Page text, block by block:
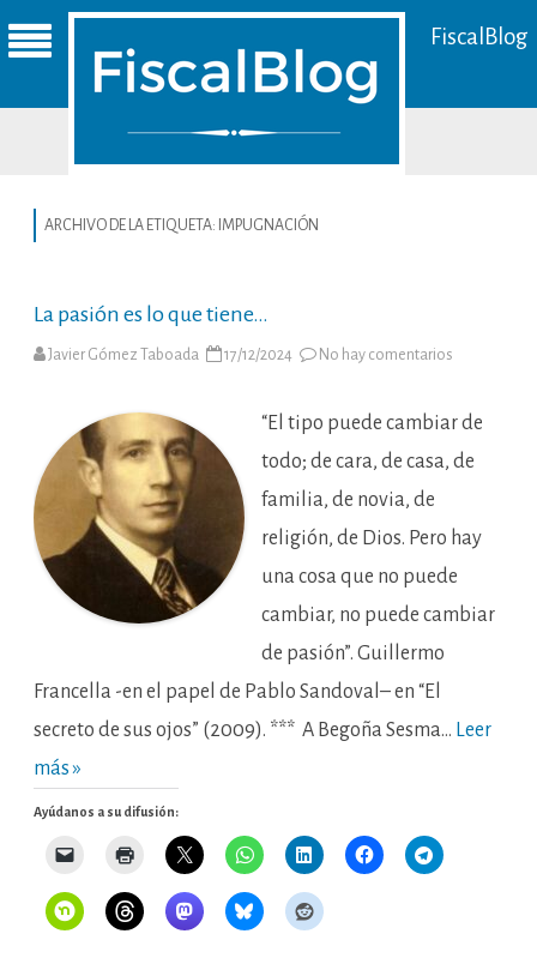
FiscalBlog
ARCHIVO DE LA ETIQUETA: IMPUGNACIÓN
La pasión es lo que tiene…
Javier Gómez Taboada 17/12/2024 No hay comentarios
lo
tiene…
“El tipo puede cambiar de
todo; de cara, de casa, de
familia, de novia, de
religión, de Dios. Pero hay
una cosa que no puede
cambiar, no puede cambiar
de pasión”. Guillermo
Francella -en el papel de Pablo Sandoval– en “El
secreto de sus ojos” (2009). *** A Begoña Sesma… Leer
más »
Ayúdanos a su difusión: